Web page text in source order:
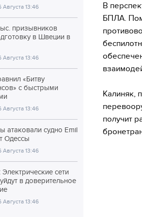
Августа 13:46
призывников
в Швеции в
Августа 13:46
«Битву
с быстрыми
Августа 13:46
атаковали судно Emil
Одессы
Августа 13:46
сети
в доверительное
Августа 13:46
В
БПЛА.
Калиняк,
получит